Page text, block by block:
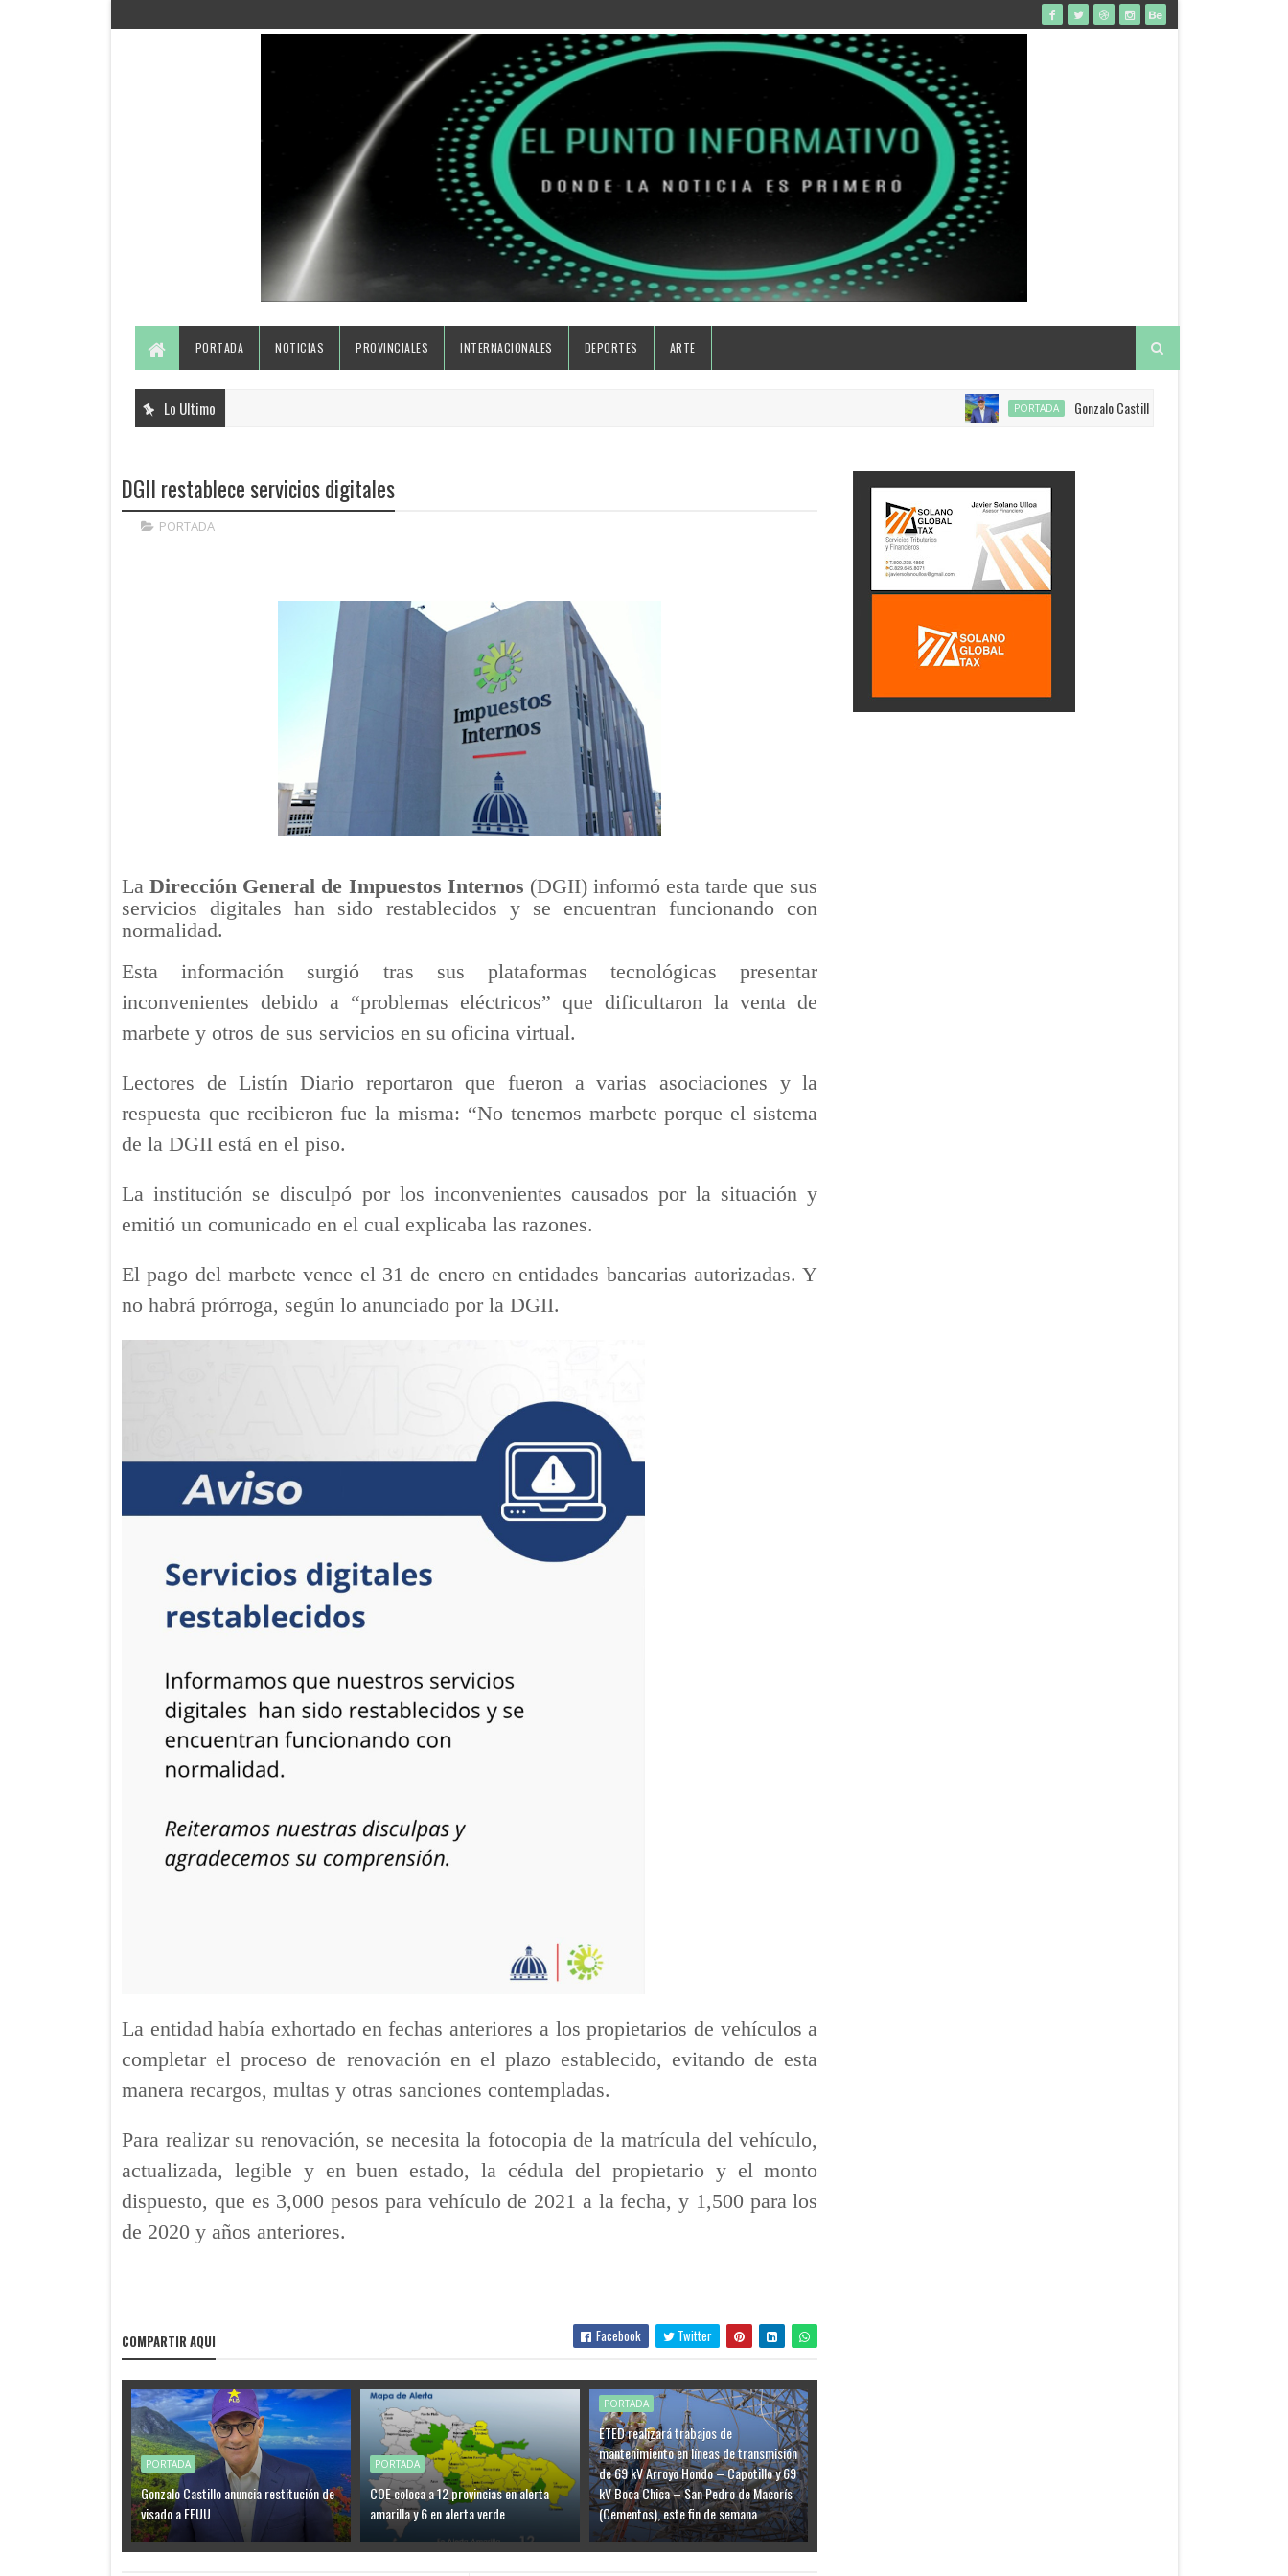
PORTADA NOTICIAS PROVINCIALES INTERNACIONALES DEPORTES ARTE
Lo Ultimo PORTADA Gonzalo Castillo anuncia restitución de visado a
DGII restablece servicios digitales
PORTADA
LaDirección General de Impuestos Internos (DGII) informó esta tarde que sus
servicios digitales han sido restablecidos y se encuentran funcionando con
normalidad.
Esta información surgió tras sus plataformas tecnológicas presentar
inconvenientes debido a “problemas eléctricos” que dificultaron la venta de
marbete y otros de sus servicios en su oficina virtual.
Lectores de Listín Diario reportaron que fueron a varias asociaciones y la
respuesta que recibieron fue la misma: “No tenemos marbete porque el sistema
de la DGII está en el piso.
La institución se disculpó por los inconvenientes causados por la situación y
emitió un comunicado en el cual explicaba las razones.
El pago del marbete vence el 31 de enero en entidades bancarias autorizadas. Y
no habrá prórroga, según lo anunciado por la DGII.
La entidad había exhortado en fechas anteriores a los propietarios de vehículos a
completar el proceso de renovación en el plazo establecido, evitando de esta
manera recargos, multas y otras sanciones contempladas.
Para realizar su renovación, se necesita la fotocopia de la matrícula del vehículo,
actualizada, legible y en buen estado, la cédula del propietario y el monto
dispuesto, que es 3,000 pesos para vehículo de 2021 a la fecha, y 1,500 para los
de 2020 y años anteriores.
COMPARTIR AQUI Facebook Twitter
PORTADA
Gonzalo Castillo anuncia restitución de
visado a EEUU
PORTADA
COE coloca a 12 provincias en alerta
amarilla y 6 en alerta verde
PORTADA
ETED realizará trabajos de
mantenimiento en líneas de transmisión
de 69 kV Arroyo Hondo – Capotillo y 69
kV Boca Chica – San Pedro de Macorís
(Cementos), este fin de semana